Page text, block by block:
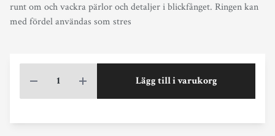
runt om och vackra pärlor och detaljer i blickfånget. Ringen kan
med fördel användas som stres
Lägg till i varukorg